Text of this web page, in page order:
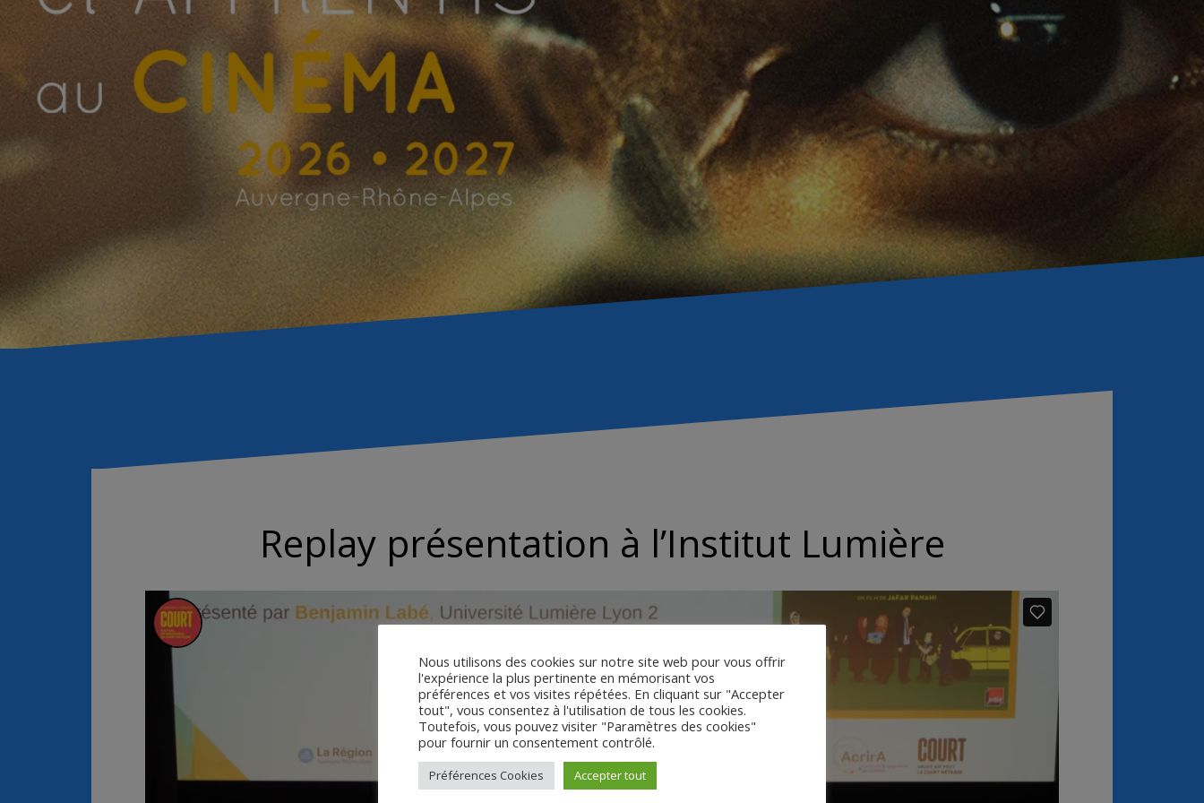
Replay présentation à l’Institut Lumière
Nous utilisons des cookies sur notre site web pour vous offrir
l'expérience la plus pertinente en mémorisant vos
préférences et vos visites répétées. En cliquant sur "Accepter
tout", vous consentez à l'utilisation de tous les cookies.
Toutefois, vous pouvez visiter "Paramètres des cookies"
pour fournir un consentement contrôlé.
Préférences Cookies Accepter tout